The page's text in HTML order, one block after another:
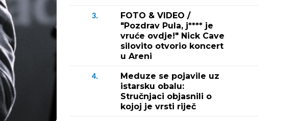
3.
FOTO & VIDEO /
"Pozdrav Pula, j**** je
vruće ovdje!" Nick Cave
silovito otvorio koncert
u Areni
4.
Meduze se pojavile uz
istarsku obalu:
Stručnjaci objasnili o
kojoj je vrsti riječ